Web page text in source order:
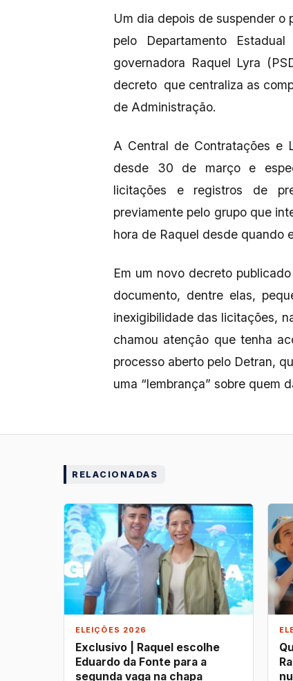
Um dia depois de suspender o
pelo Departamento
governadora Raquel Lyra
decreto que centraliza as
de Administração.
A Central de Contratações e
desde 30 de março e
licitações e registros de
previamente pelo grupo que
hora de Raquel desde quando
Em um novo decreto
documento, dentre elas,
inexigibilidade das licitações,
chamou atenção que tenha
processo aberto pelo Detran,
uma “lembrança” sobre quem
RELACIONADAS
ELEIÇÕES 2026
Exclusivo | Raquel escolhe
Eduardo da Fonte para a
segunda vaga na chapa